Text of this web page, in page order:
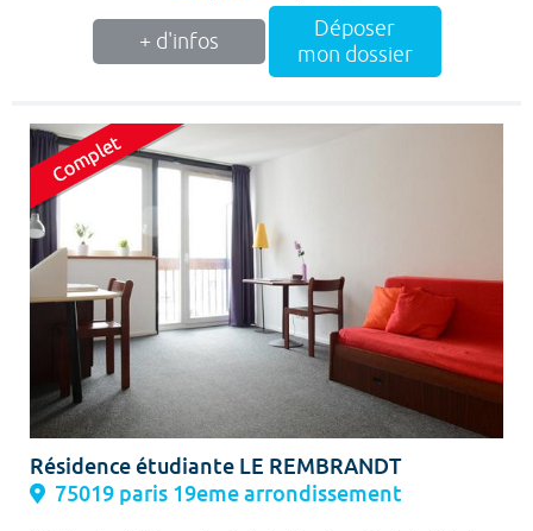
+ d'infos
Déposer
mon dossier
Résidence étudiante LE REMBRANDT
75019 paris 19eme arrondissement